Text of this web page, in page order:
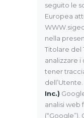
seguito le
Europea
nella
Titolare del
analizzare i
tener
dell’Utente.
Inc.)
analisi web